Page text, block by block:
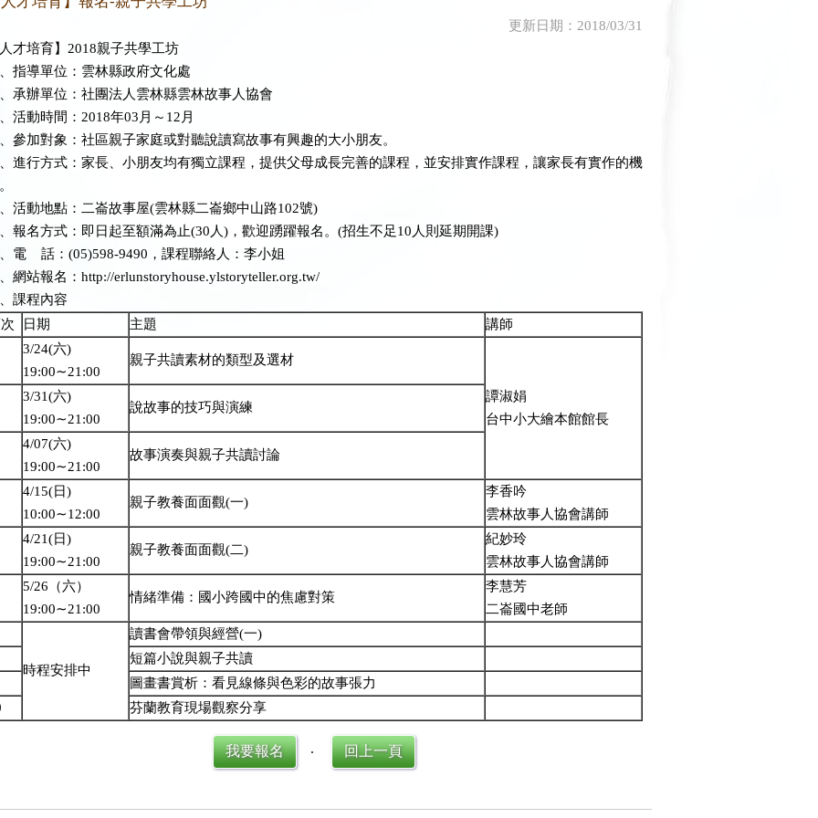
更新日期：2018/03/31
人才培育】2018親子共學工坊
指導單位：雲林縣政府文化處
承辦單位：社團法人雲林縣雲林故事人協會
活動時間：2018年03月～12月
參加對象：社區親子家庭或對聽說讀寫故事有興趣的大小朋友。
進行方式：家長、小朋友均有獨立課程，提供父母成長完善的課程，並安排實作課程，讓家長有實作的機
活動地點：二崙故事屋(雲林縣二崙鄉中山路102號)
報名方式：即日起至額滿為止(30人)，歡迎踴躍報名。(招生不足10人則延期開課)
電 話：(05)598-9490，課程聯絡人：李小姐
網站報名：http://erlunstoryhouse.ylstoryteller.org.tw/
課程內容
日期 主題 講師
3/24(六)
19:00∼21:00
親子共讀素材的類型及選材
譚淑娟
台中小大繪本館館長
3/31(六)
19:00∼21:00
說故事的技巧與演練
4/07(六)
19:00∼21:00
故事演奏與親子共讀討論
4/15(日)
10:00∼12:00
親子教養面面觀(一)
李香吟
雲林故事人協會講師
4/21(日)
19:00∼21:00
親子教養面面觀(二)
紀妙玲
雲林故事人協會講師
5/26（六）
19:00∼21:00
情緒準備：國小跨國中的焦慮對策
李慧芳
二崙國中老師
時程安排中
讀書會帶領與經營(一)
短篇小說與親子共讀
圖畫書賞析：看見線條與色彩的故事張力
芬蘭教育現場觀察分享
我要報名 ‧ 回上一頁